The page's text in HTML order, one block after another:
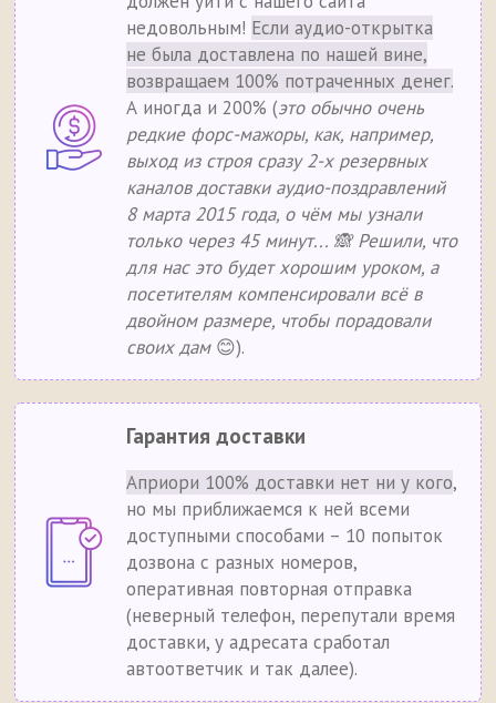
недовольным! Если аудио-открытка
не была доставлена по нашей вине,
возвращаем 100% потраченных денег.
А иногда и 200% (это обычно очень
редкие форс-мажоры, как, например,
выход из строя сразу 2-х резервных
каналов доставки аудио-поздравлений
8 марта 2015 года, о чём мы узнали
только через 45 минут... 🙈 Решили, что
для нас это будет хорошим уроком, а
посетителям компенсировали всё в
двойном размере, чтобы порадовали
своих дам😊).
Гарантия доставки
Априори 100% доставки нет ни у кого,
но мы приближаемся к ней всеми
доступными способами – 10 попыток
дозвона с разных номеров,
оперативная повторная отправка
(неверный телефон, перепутали время
доставки, у адресата сработал
автоответчик и так далее).